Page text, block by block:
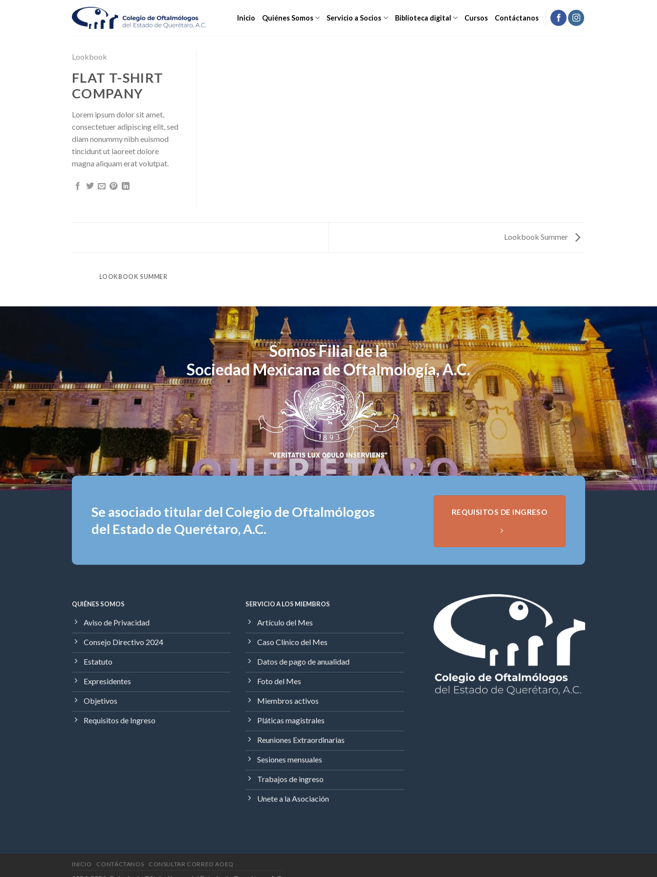
Inicio Quiénes Somos Servicio a Socios Biblioteca digital Cursos Contáctanos
Lookbook
FLAT T-SHIRT
COMPANY
Lorem ipsum dolor sit amet,
consectetuer adipiscing elit, sed
diam nonummy nibh euismod
tincidunt ut laoreet dolore
magna aliquam erat volutpat.
Lookbook Summer
LOOKBOOK SUMMER
Somos Filial de la
Sociedad Mexicana de Oftalmología, A.C.
Se asociado titular del Colegio de Oftalmólogos
del Estado de Querétaro, A.C.
REQUISITOS DE INGRESO
QUIÉNES SOMOS
Aviso de Privacidad
Consejo Directivo 2024
Estatuto
Expresidentes
Objetivos
Requisitos de Ingreso
SERVICIO A LOS MIEMBROS
Artículo del Mes
Caso Clínico del Mes
Datos de pago de anualidad
Foto del Mes
Miembros activos
Pláticas magistrales
Reuniones Extraordinarias
Sesiones mensuales
Trabajos de ingreso
Unete a la Asociación
INICIO CONTÁCTANOS CONSULTAR CORREO AOEQ